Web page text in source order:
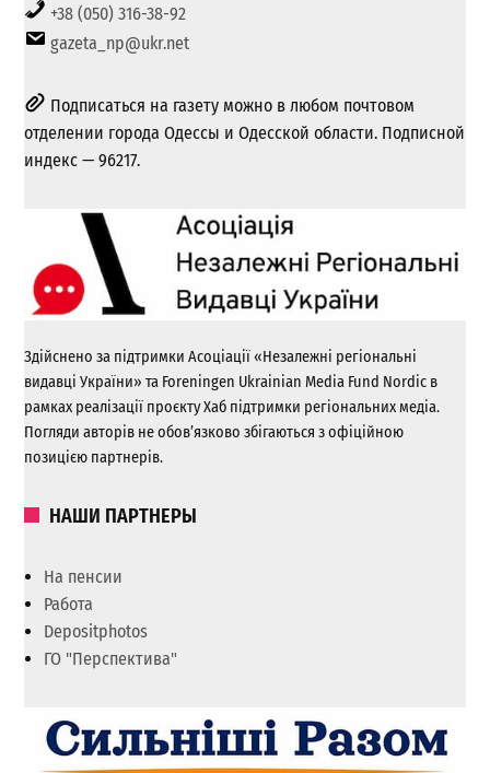
+38 (050) 316-38-92
gazeta_np@ukr.net
Подписаться на газету можно в любом почтовом
отделении города Одессы и Одесской области. Подписной
индекс — 96217.
Здійснено за підтримки Асоціації «Незалежні регіональні
видавці України» та Foreningen Ukrainian Media Fund Nordic в
рамках реалізації проєкту Хаб підтримки регіональних медіа.
Погляди авторів не обов’язково збігаються з офіційною
позицією партнерів.
НАШИ ПАРТНЕРЫ
На пенсии
Работа
Depositphotos
ГО "Перспектива"